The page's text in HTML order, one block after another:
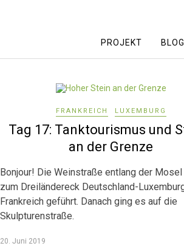
PROJEKT BLOG
FRANKREICH LUXEMBURG
Tag 17: Tanktourismus und
an der Grenze
Bonjour! Die Weinstraße entlang der Mosel
zum Dreiländereck Deutschland-
Frankreich geführt. Danach ging es auf die
Skulpturenstraße.
20. Juni 2019